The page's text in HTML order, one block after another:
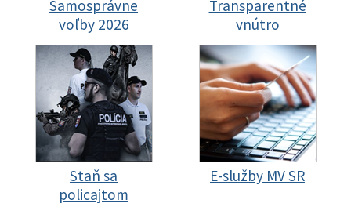
Samosprávne
voľby 2026
Transparentné
vnútro
Staň sa
policajtom
E-služby MV SR